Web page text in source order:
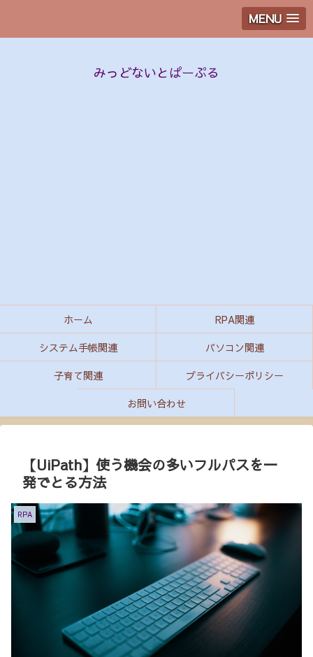
MENU
みっどないとぱーぷる
ホーム
RPA関連
システム手帳関連
パソコン関連
子育て関連
プライバシーポリシー
お問い合わせ
【UiPath】使う機会の多いフルパスを一
発でとる方法
RPA